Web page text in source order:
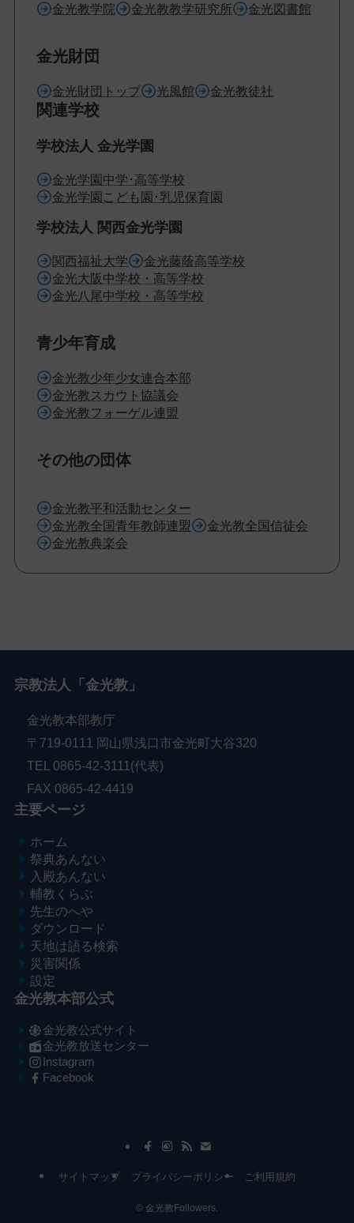
金光教学院 金光教教学研究所 金光図書館
金光財団
金光財団トップ 光風館 金光教徒社
関連学校
学校法人 金光学園
金光学園中学･高等学校
金光学園こども園･乳児保育園
学校法人 関西金光学園
関西福祉大学
金光藤蔭高等学校
金光大阪中学校・高等学校
金光八尾中学校・高等学校
青少年育成
金光教少年少女連合本部
金光教スカウト協議会
金光教フォーゲル連盟
その他の団体
金光教平和活動センター
金光教全国青年教師連盟
金光教全国信徒会
金光教典楽会
ン
ッ
プ
に
戻
る
ゲ
動
す
る
宗教法人「金光教」
金光教本部教庁
〒719-0111 岡山県浅口市金光町大谷320
TEL 0865-42-3111(代表)
FAX 0865-42-4419
主要ページ
ホーム
祭典あんない
入殿あんない
輔教くらぶ
先生のへや
ダウンロード
天地は語る検索
災害関係
設定
金光教本部公式
金光教公式サイト
金光教放送センター
Instagram
Facebook
サイトマップ プライバシーポリシー ご利用規約
© 金光教Followers.